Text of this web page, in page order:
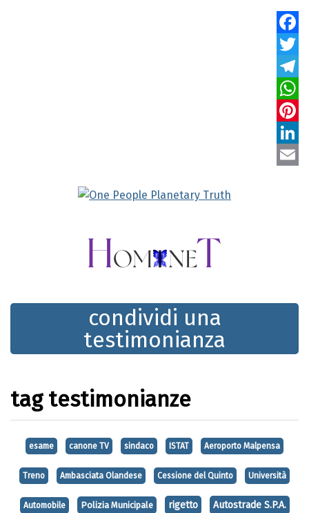
condividi una
testimonianza
tag testimonianze
esame canone TV sindaco ISTAT Aeroporto Malpensa
Treno Ambasciata Olandese Cessione del Quinto Università
Automobile Polizia Municipale rigetto Autostrade S.P.A.